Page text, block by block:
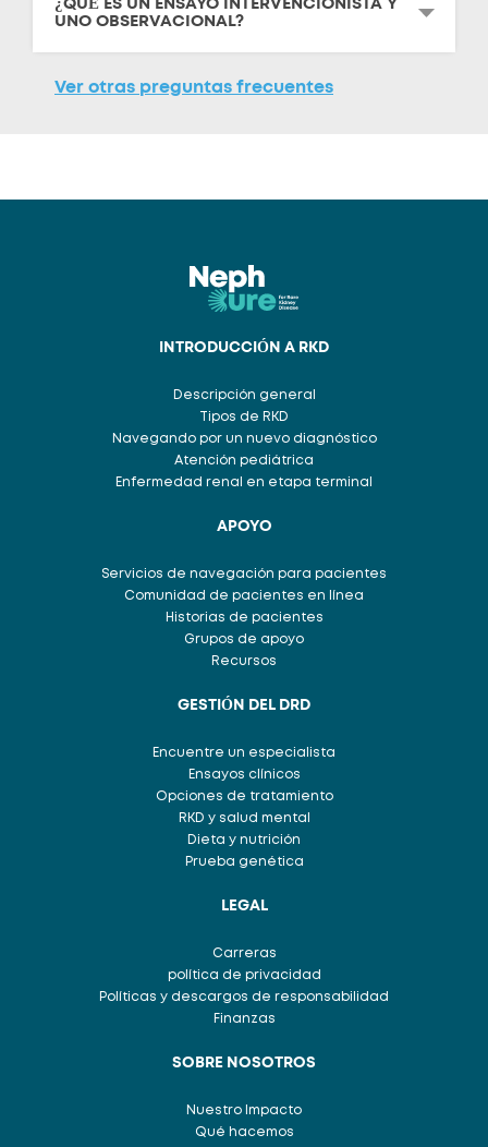
¿QUÉ ES UN ENSAYO INTERVENCIONISTA Y
UNO OBSERVACIONAL?
Ver otras preguntas frecuentes
INTRODUCCIÓN A RKD
Descripción general
Tipos de RKD
Navegando por un nuevo diagnóstico
Atención pediátrica
Enfermedad renal en etapa terminal
APOYO
Servicios de navegación para pacientes
Comunidad de pacientes en línea
Historias de pacientes
Grupos de apoyo
Recursos
GESTIÓN DEL DRD
Encuentre un especialista
Ensayos clínicos
Opciones de tratamiento
RKD y salud mental
Dieta y nutrición
Prueba genética
LEGAL
Carreras
política de privacidad
Políticas y descargos de responsabilidad
Finanzas
SOBRE NOSOTROS
Nuestro Impacto
Qué hacemos